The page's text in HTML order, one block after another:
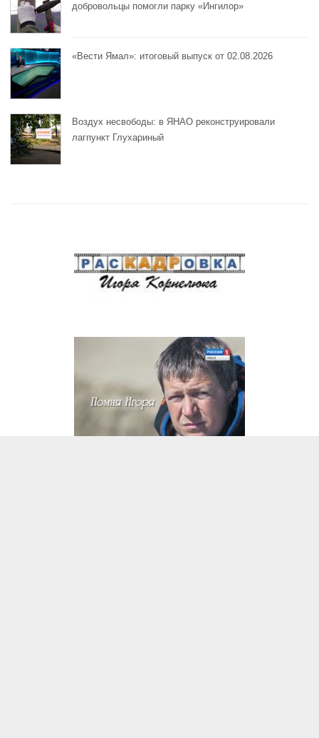
добровольцы помогли парку «Ингилор»
«Вести Ямал»: итоговый выпуск от 02.08.2026
Воздух несвободы: в ЯНАО реконструировали
лагпункт Глухариный